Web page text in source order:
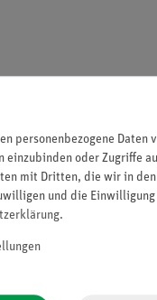
und 1 mbar.
personenbezogene Daten
oder Zugriffe
mit Dritten, die wir in
und die
.